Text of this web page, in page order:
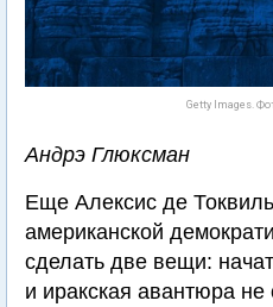
Getty Images.
Андрэ Глюксман
Еще Алексис де
американской
сделать две вещи:
и иракская авантюра